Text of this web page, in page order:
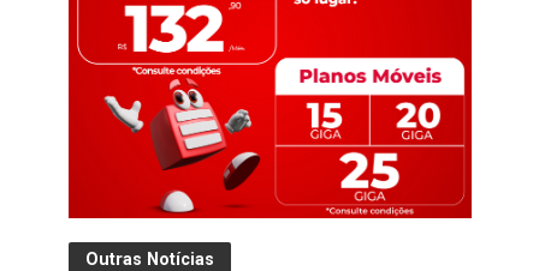
Outras Notícias